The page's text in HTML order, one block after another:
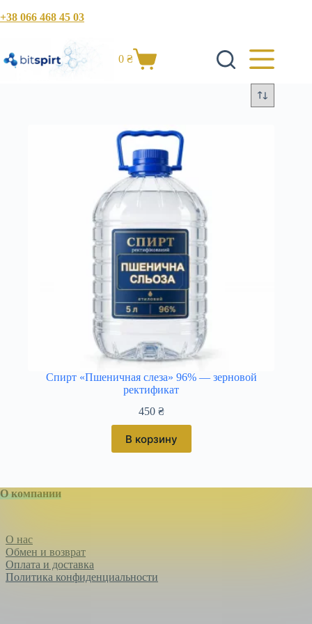
к
+38 066 468 45 03
Корзина
0 ₴
Спирт «Пшеничная слеза» 96% — зерновой
ректификат
450 ₴
В корзину
О компании
О нас
Обмен и возврат
Оплата и доставка
Политика конфиденциальности